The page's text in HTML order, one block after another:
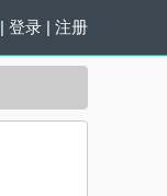
| 登录 | 注册